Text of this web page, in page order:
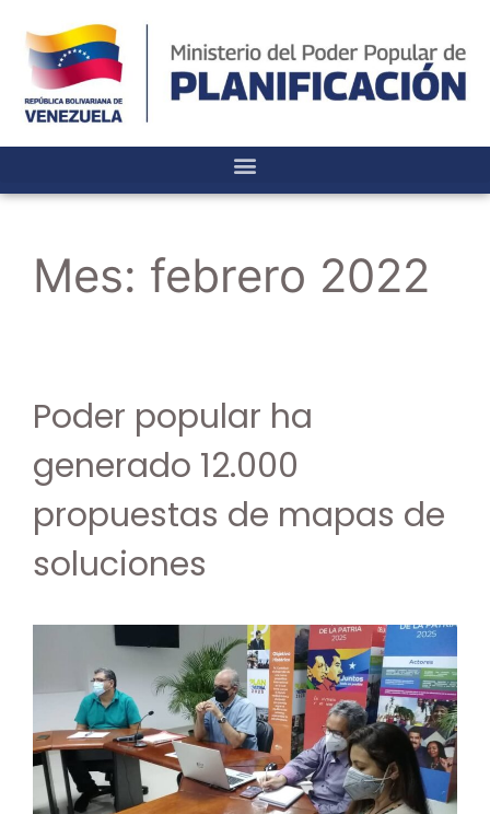
Mes: febrero 2022
Poder popular ha
generado 12.000
propuestas de mapas de
soluciones